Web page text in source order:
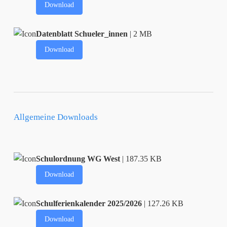
Download
Datenblatt Schueler_innen | 2 MB
Download
Allgemeine Downloads
Schulordnung WG West | 187.35 KB
Download
Schulferienkalender 2025/2026 | 127.26 KB
Download